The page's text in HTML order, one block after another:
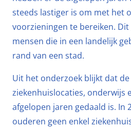
steeds lastiger is om met het
voorzieningen te bereiken.
mensen die in een landelijk
rand van een stad.
Uit het onderzoek blijkt dat
ziekenhuislocaties, onderwijs
afgelopen jaren gedaald is. In
ouderen geen enkel